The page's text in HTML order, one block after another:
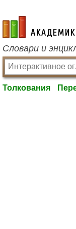
academic.ru
Словари и
Толкования